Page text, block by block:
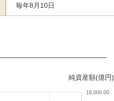
毎年8月10日
純資産額(億円)
18,000.00